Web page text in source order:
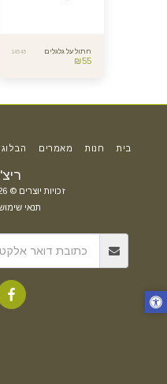
חתול על גלגלים 14545
₪55
זכויות יוצרים © 2026 כל הזכויות שמורות
תנאי
בית חנות מאמרים הבלוג